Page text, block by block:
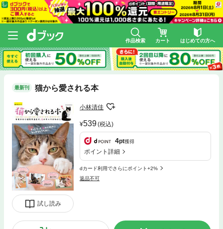
作品検索 カート はじめての方へ
最新刊 猫から愛される本
試し読み
小林清佳
539(税込)
4pt獲得
ポイント詳細
dカード利用でさらにポイント+2%
返品不可